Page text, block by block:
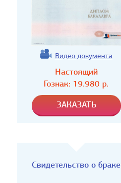
Видео документа
Настоящий
Гознак: 19.980 р.
Свидетельство о браке